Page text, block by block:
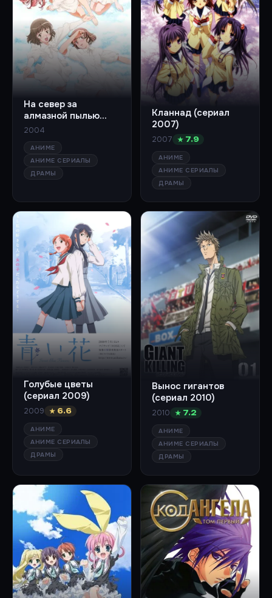
На север за
алмазной пылью
(сериал 2004)
2004
АНИМЕ
АНИМЕ СЕРИАЛЫ
ДРАМЫ
Кланнад (сериал
2007)
2007 ★ 7.9
АНИМЕ
АНИМЕ СЕРИАЛЫ
ДРАМЫ
Голубые цветы
(сериал 2009)
2009 ★ 6.6
АНИМЕ
АНИМЕ СЕРИАЛЫ
ДРАМЫ
Вынос гигантов
(сериал 2010)
2010 ★ 7.2
АНИМЕ
АНИМЕ СЕРИАЛЫ
ДРАМЫ